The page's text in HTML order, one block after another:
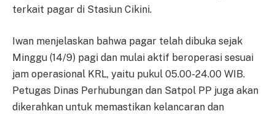
terkait pagar di Stasiun Cikini.
Iwan menjelaskan bahwa pagar telah dibuka sejak
Minggu (14/9) pagi dan mulai aktif beroperasi sesuai
jam operasional KRL, yaitu pukul 05.00-24.00 WIB.
Petugas Dinas Perhubungan dan Satpol PP juga akan
dikerahkan untuk memastikan kelancaran dan